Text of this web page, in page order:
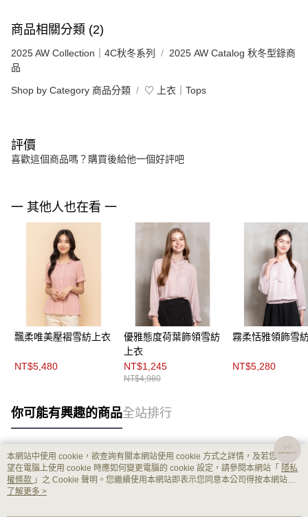
商品相關分類 (2)
2025 AW Collection｜4C秋冬系列
2025 AW Catalog 秋冬型錄商
品
Shop by Category 商品分類 ♡ 上衣｜Tops
評價
喜歡這個商品嗎？購買後給他一個好評吧
一 其他人也在看 一
飄柔唯美壓褶雪紡上衣
NT$5,480
優雅態度荷葉飾領雪紡
上衣
NT$1,245
NT$4,980
霧柔恬雅領飾雪
NT$5,280
你可能有興趣的商品全站排行
熱門標籤
本網站中使用 cookie，欲查詢有關本網站使用 cookie 方式之詳情，及若您不希
望在電腦上使用 cookie 時應如何變更電腦的 cookie 設定，請參閱本網站「 隱私
權條款 」之 Cookie 聲明。您繼續使用本網站即表示您同意本公司得按本網站使
用條款之 Cookie 聲明使用 cookie。
了解更多 >